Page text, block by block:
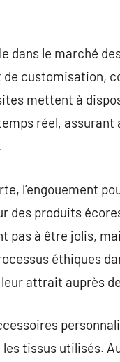
dans le marché
customisation,
mettent à
réel,
l’engouement
des produits
pas à être jolis,
éthiques
attrait auprès
tissus utilisés.